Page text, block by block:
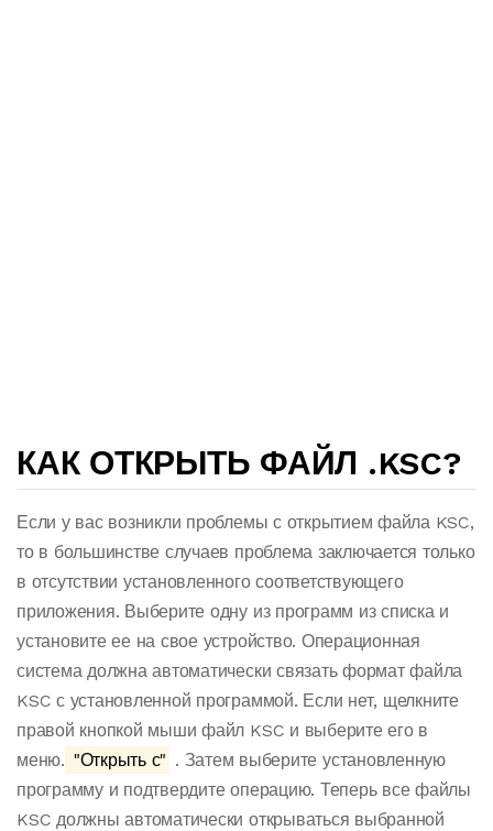
КАК ОТКРЫТЬ ФАЙЛ .KSC?
Если у вас возникли проблемы с открытием файла KSC,
то в большинстве случаев проблема заключается только
в отсутствии установленного соответствующего
приложения. Выберите одну из программ из списка и
установите ее на свое устройство. Операционная
система должна автоматически связать формат файла
KSC с установленной программой. Если нет, щелкните
правой кнопкой мыши файл KSC и выберите его в
меню. "Открыть с" . Затем выберите установленную
программу и подтвердите операцию. Теперь все файлы
KSC должны автоматически открываться выбранной